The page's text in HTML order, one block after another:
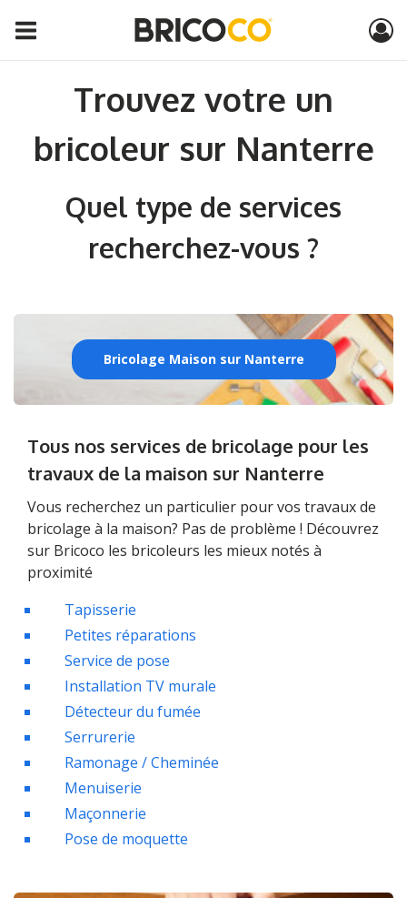
Trouvez votre un
bricoleur sur Nanterre
Quel type de services
recherchez-vous ?
Bricolage Maison sur Nanterre
Tous nos services de bricolage pour les
travaux de la maison sur Nanterre
Vous recherchez un particulier pour vos travaux de
bricolage à la maison? Pas de problème ! Découvrez
sur Bricoco les bricoleurs les mieux notés à
proximité
Tapisserie
Petites réparations
Service de pose
Installation TV murale
Détecteur du fumée
Serrurerie
Ramonage / Cheminée
Menuiserie
Maçonnerie
Pose de moquette